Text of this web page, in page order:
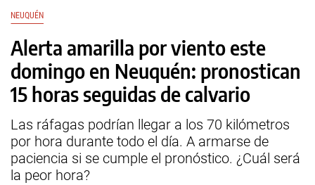
NEUQUÉN
Alerta amarilla por viento este
domingo en Neuquén: pronostican
15 horas seguidas de calvario
Las ráfagas podrían llegar a los 70 kilómetros
por hora durante todo el día. A armarse de
paciencia si se cumple el pronóstico. ¿Cuál será
la peor hora?